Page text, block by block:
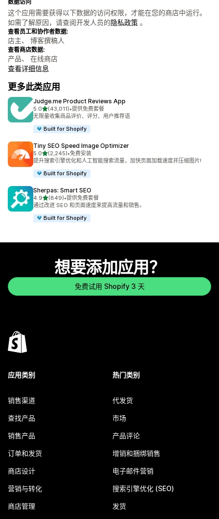
数据访问
这个应用需要获得以下数据的访问权限，才能在您的商店中运行。
如需了解原因，请查阅开发人员的隐私政策 。
查看员工和协作者数据:
店主、 博客撰稿人
查看商店数据:
产品、 在线商店
查看详细信息
更多此类应用
Judge.me Product Reviews App
5.0星（满分 5 星）
(43,011)
总共 43011 条评论
•提供免费套餐
无限量收集商品评价、评分、用户推荐语
Built for Shopify
Tiny SEO Speed Image Optimizer
5.0星（满分 5 星）
(2,245)
总共 2245 条评论
•免费安装
提升搜索引擎优化和人工智能搜索流量，加快页面加载速度并压缩图片!
Built for Shopify
Sherpas: Smart SEO
4.9星（满分 5 星）
(849)
总共 849 条评论
•提供免费套餐
通过改进 SEO 和页面速度来提高流量和销售。
Built for Shopify
想要添加应用？
免费试用 Shopify 3 天
应用类别
销售渠道
查找产品
销售产品
订单和发货
商店设计
营销与转化
商店管理
热门类别
代发货
市场
产品评论
增销和捆绑销售
电子邮件营销
搜索引擎优化 (SEO)
发货